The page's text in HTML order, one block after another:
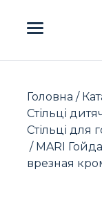
Головна /
Стільці
Стільці для
/ MARI
врезная